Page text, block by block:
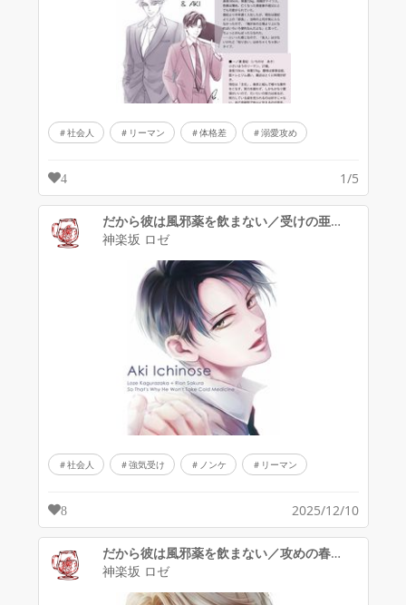
社会人 リーマン 体格差 溺愛攻め
4 1/5
だから彼は風邪薬を飲まない／受けの亜紀くん
神楽坂 ロゼ
社会人 強気受け ノンケ リーマン
8 2025/12/10
だから彼は風邪薬を飲まない／攻めの春彦くん
神楽坂 ロゼ